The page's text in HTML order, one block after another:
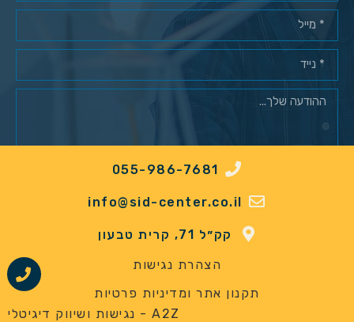
מאשר/ת רישום למאגר לקוחות*
055-986-7681
info@sid-center.co.il
קק״ל 71, קרית טבעון
הצהרת נגישות
תקנון אתר ומדיניות פרטיות
A2Z - נגישות ושיווק דיגיטלי